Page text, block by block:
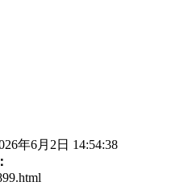
年6月2日 14:54:38